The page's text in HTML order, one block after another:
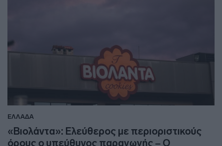
ΕΛΛΑΔΑ
«Βιολάντα»: Ελεύθερος με περιοριστικούς
όρους ο υπεύθυνος παραγωγής – Ο